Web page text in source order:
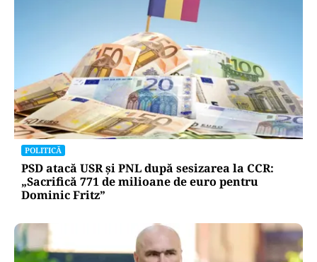
POLITICĂ
PSD atacă USR și PNL după sesizarea la CCR:
„Sacrifică 771 de milioane de euro pentru
Dominic Fritz”